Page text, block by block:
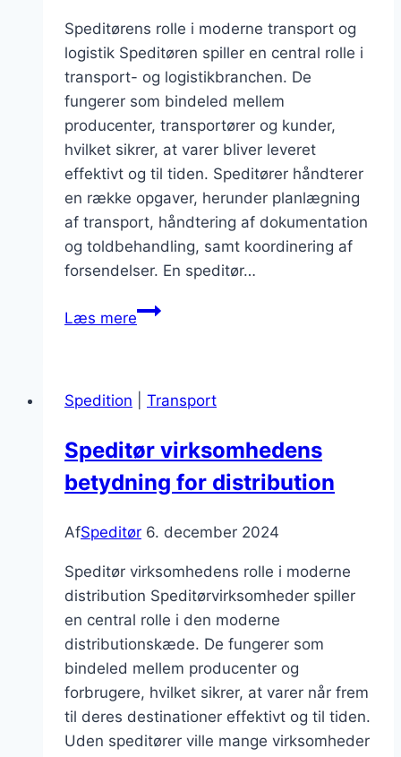
Speditørens rolle i moderne transport og
logistik Speditøren spiller en central rolle i
transport- og logistikbranchen. De
fungerer som bindeled mellem
producenter, transportører og kunder,
hvilket sikrer, at varer bliver leveret
effektivt og til tiden. Speditører håndterer
en række opgaver, herunder planlægning
af transport, håndtering af dokumentation
og toldbehandling, samt koordinering af
forsendelser. En speditør…
Læs mereSpeditør
transportform
Spedition Transport
Speditør virksomhedens
betydning for distribution
AfSpeditør 6. december 2024
Speditør virksomhedens rolle i moderne
distribution Speditørvirksomheder spiller
en central rolle i den moderne
distributionskæde. De fungerer som
bindeled mellem producenter og
forbrugere, hvilket sikrer, at varer når frem
til deres destinationer effektivt og til tiden.
Uden speditører ville mange virksomheder